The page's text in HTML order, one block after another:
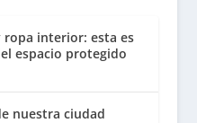
ropa interior: esta es
espacio protegido
nuestra ciudad